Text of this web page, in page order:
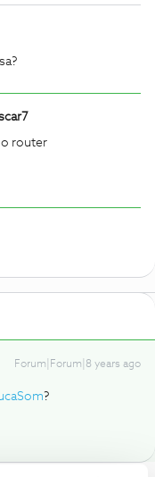
o router
Forum|Forum|8 years ago
?